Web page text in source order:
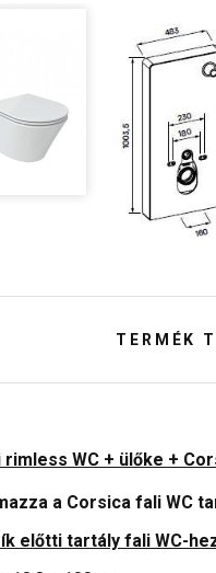
TERMÉK
WC + ülőke +
a Corsica fali WC
előtti tartály fali WC-